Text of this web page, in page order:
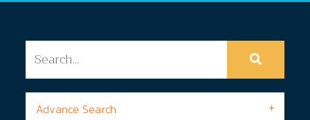
Advance Search